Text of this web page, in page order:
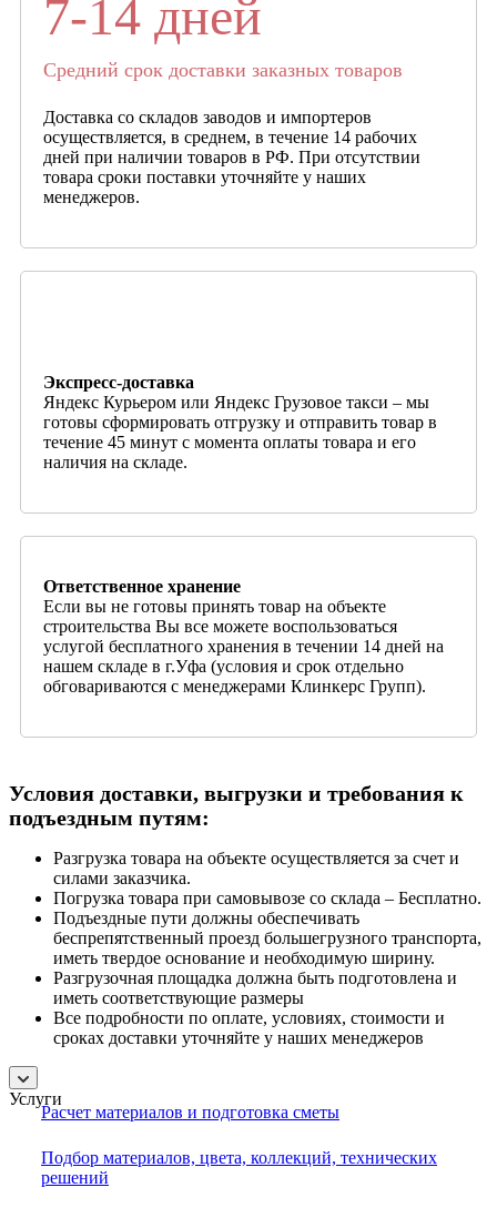
7-14 дней
Средний срок доставки заказных товаров
Доставка со складов заводов и импортеров
осуществляется, в среднем, в течение 14 рабочих
дней при наличии товаров в РФ. При отсутствии
товара сроки поставки уточняйте у наших
менеджеров.
Экспресс-доставка
Яндекс Курьером или Яндекс Грузовое такси – мы
готовы сформировать отгрузку и отправить товар в
течение 45 минут с момента оплаты товара и его
наличия на складе.
Ответственное хранение
Если вы не готовы принять товар на объекте
строительства Вы все можете воспользоваться
услугой бесплатного хранения в течении 14 дней на
нашем складе в г.Уфа (условия и срок отдельно
обговариваются с менеджерами Клинкерс Групп).
Условия доставки, выгрузки и требования к
подъездным путям:
Разгрузка товара на объекте осуществляется за счет и
силами заказчика.
Погрузка товара при самовывозе со склада – Бесплатно.
Подъездные пути должны обеспечивать
беспрепятственный проезд большегрузного транспорта,
иметь твердое основание и необходимую ширину.
Разгрузочная площадка должна быть подготовлена и
иметь соответствующие размеры
Все подробности по оплате, условиях, стоимости и
сроках доставки уточняйте у наших менеджеров
Услуги
Расчет материалов и подготовка сметы
Подбор материалов, цвета, коллекций, технических
решений